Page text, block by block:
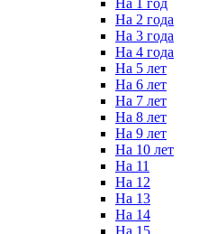
На 1 год
На 2 года
На 3 года
На 4 года
На 5 лет
На 6 лет
На 7 лет
На 8 лет
На 9 лет
На 10 лет
На 11
На 12
На 13
На 14
На 15